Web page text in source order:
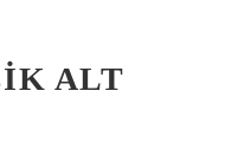
ALT